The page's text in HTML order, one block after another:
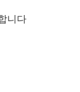
니다